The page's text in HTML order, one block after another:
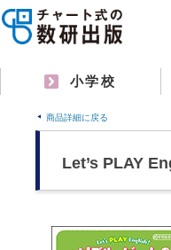
小学校
商品詳細に戻る
Let’s PLAY